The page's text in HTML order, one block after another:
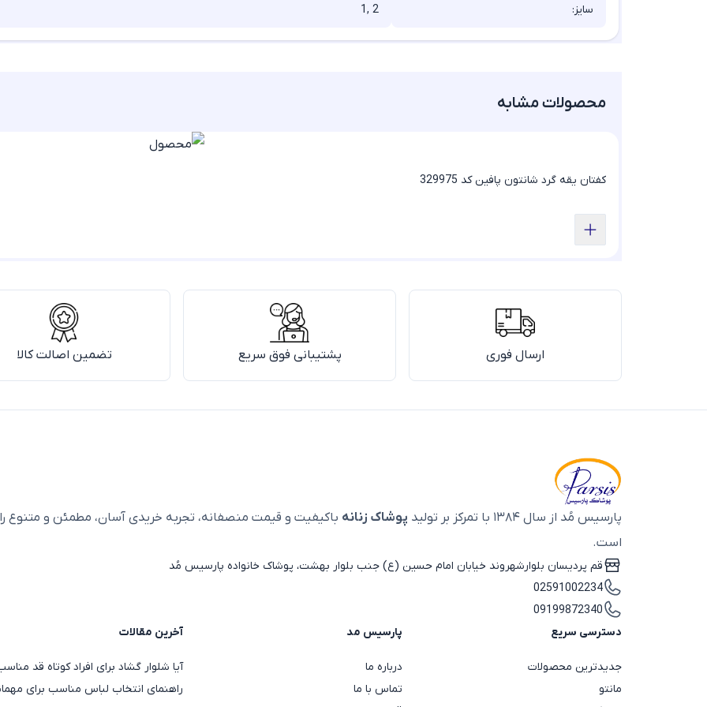
سایز: 1, 2
محصولات مشابه
کفتان یقه گرد شانتون پافین کد 329975
ارسال فوری پشتیبانی فوق سریع تضمین اصالت کالا
پارسیس مُد از سال ۱۳۸۴ با تمرکز بر تولید پوشاک زنانه باکیفیت و قیمت منصفانه، تجربه خریدی آسان، مطمئن و متنوع
است.
قم پردیسان بلوارشهروند خیابان امام حسین (ع) جنب بلوار بهشت، پوشاک خانواده پارسیس مُد
02591002234
09199872340
دسترسی سریع
جدیدترین محصولات
مانتو
پارسیس مد
درباره ما
تماس با ما
آخرین مقالات
آیا شلوار گشاد برای افراد کوتاه قد
راهنمای انتخاب لباس مناسب برای